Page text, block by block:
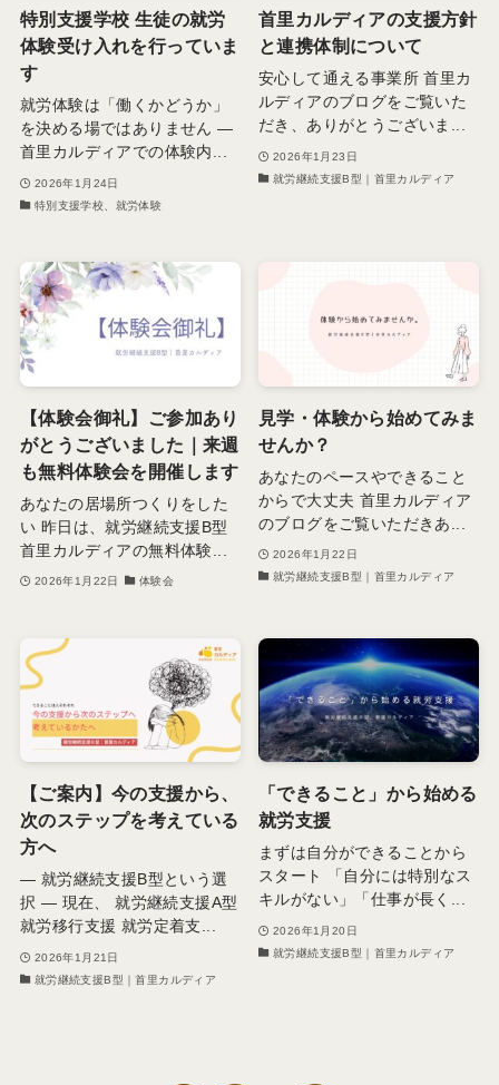
特別支援学校 生徒の就労
体験受け入れを行っていま
す
就労体験は「働くかどうか」
を決める場ではありません ―
首里カルディアでの体験内...
2026年1月24日
特別支援学校、就労体験
首里カルディアの支援方針
と連携体制について
安心して通える事業所 首里カ
ルディアのブログをご覧いた
だき、ありがとうございま...
2026年1月23日
就労継続支援B型｜首里カルディア
【体験会御礼】ご参加あり
がとうございました｜来週
も無料体験会を開催します
あなたの居場所つくりをした
い 昨日は、就労継続支援B型
首里カルディアの無料体験...
2026年1月22日 体験会
見学・体験から始めてみま
せんか？
あなたのペースやできること
からで大丈夫 首里カルディア
のブログをご覧いただきあ...
2026年1月22日
就労継続支援B型｜首里カルディア
【ご案内】今の支援から、
次のステップを考えている
方へ
― 就労継続支援B型という選
択 ― 現在、 就労継続支援A型
就労移行支援 就労定着支...
2026年1月21日
就労継続支援B型｜首里カルディア
「できること」から始める
就労支援
まずは自分ができることから
スタート 「自分には特別なス
キルがない」「仕事が長く...
2026年1月20日
就労継続支援B型｜首里カルディア